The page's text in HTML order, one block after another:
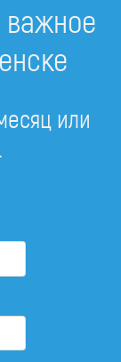
или